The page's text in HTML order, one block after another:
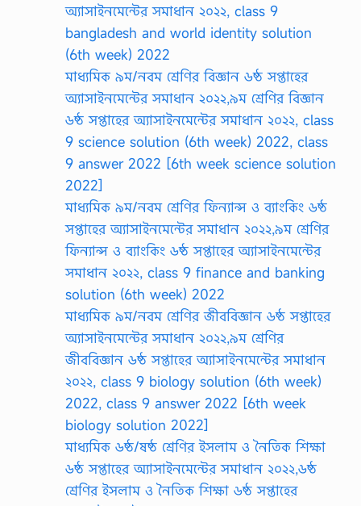
অ্যাসাইনমেন্টের সমাধান ২০২২, class 9
bangladesh and world identity solution
(6th week) 2022
মাধ্যমিক ৯ম/নবম শ্রেণির বিজ্ঞান ৬ষ্ঠ সপ্তাহের
অ্যাসাইনমেন্টের সমাধান ২০২২,৯ম শ্রেণির বিজ্ঞান
৬ষ্ঠ সপ্তাহের অ্যাসাইনমেন্টের সমাধান ২০২২, class
9 science solution (6th week) 2022, class
9 answer 2022 [6th week science solution
2022]
মাধ্যমিক ৯ম/নবম শ্রেণির ফিন্যান্স ও ব্যাংকিং ৬ষ্ঠ
সপ্তাহের অ্যাসাইনমেন্টের সমাধান ২০২২,৯ম শ্রেণির
ফিন্যান্স ও ব্যাংকিং ৬ষ্ঠ সপ্তাহের অ্যাসাইনমেন্টের
সমাধান ২০২২, class 9 finance and banking
solution (6th week) 2022
মাধ্যমিক ৯ম/নবম শ্রেণির জীববিজ্ঞান ৬ষ্ঠ সপ্তাহের
অ্যাসাইনমেন্টের সমাধান ২০২২,৯ম শ্রেণির
জীববিজ্ঞান ৬ষ্ঠ সপ্তাহের অ্যাসাইনমেন্টের সমাধান
২০২২, class 9 biology solution (6th week)
2022, class 9 answer 2022 [6th week
biology solution 2022]
মাধ্যমিক ৬ষ্ঠ/ষষ্ঠ শ্রেণির ইসলাম ও নৈতিক শিক্ষা
৬ষ্ঠ সপ্তাহের অ্যাসাইনমেন্টের সমাধান ২০২২,৬ষ্ঠ
শ্রেণির ইসলাম ও নৈতিক শিক্ষা ৬ষ্ঠ সপ্তাহের